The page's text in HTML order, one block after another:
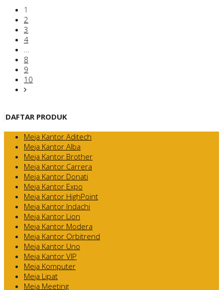
1
2
3
4
…
8
9
10
DAFTAR PRODUK
Meja Kantor Aditech
Meja Kantor Alba
Meja Kantor Brother
Meja Kantor Carrera
Meja Kantor Donati
Meja Kantor Expo
Meja Kantor HighPoint
Meja Kantor Indachi
Meja Kantor Lion
Meja Kantor Modera
Meja Kantor Orbitrend
Meja Kantor Uno
Meja Kantor VIP
Meja Komputer
Meja Lipat
Meja Meeting